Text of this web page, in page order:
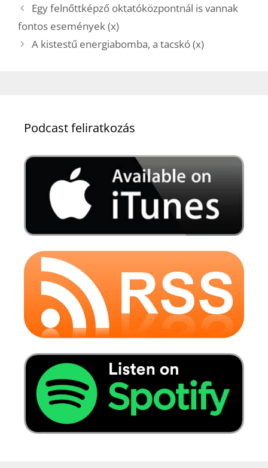
Egy felnőttképző oktatóközpontnál is vannak
fontos események (x)
A kistestű energiabomba, a tacskó (x)
Podcast feliratkozás